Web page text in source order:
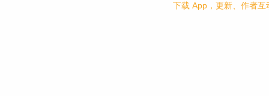
下载 App，更新、作者